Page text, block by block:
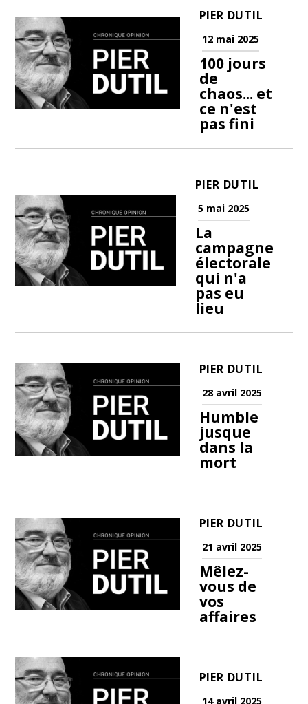
PIER DUTIL
12 mai 2025
100 jours
de
chaos... et
ce n'est
pas fini
PIER DUTIL
5 mai 2025
La
campagne
électorale
qui n'a
pas eu
lieu
PIER DUTIL
28 avril 2025
Humble
jusque
dans la
mort
PIER DUTIL
21 avril 2025
Mêlez-
vous de
vos
affaires
PIER DUTIL
14 avril 2025